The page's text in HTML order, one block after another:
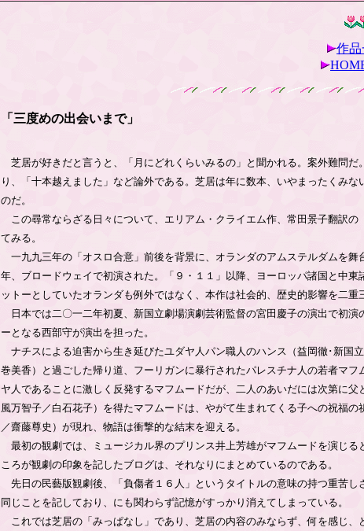
作
「三度めの出会いまで」
芝居が好きだと言うと、「月にどれくらいみるの」と聞かれる。案外難問
り、「十本越えました」など論外である。芝居は年に数本、いやまったくみ
のだ。
この尋常ならざる日々について、エリアム・クライエム作、常田景子翻訳の
てみる。
一九九三年の「オスロ合意」前後を背景に、オランダのアムステルダムを
年、ブロードウェイで初演された。「９・１１」以降、ヨーロッパ諸国と中
ットーとしていたオランダも例外ではなく、本作は社会的、歴史的影響を二重
日本では二〇一二年初夏、新国立劇場演劇芸術監督の宮田慶子の演出で初
ーとなる西部守が演出を担った。
ナチスによる迫害から生き延びたユダヤ人パン職人のハンス（益岡徹･新
巻美香）と過ごした帰り道、フーリガンに暴行されたパレスチナ人の若者マ
ヤ人であることに激しく反発するマフムードだが、二人のあいだには次第に
風万智子／白石花子）を得たマフムードは、やがて生まれてくる子への祝福
／齋藤尊史）が現れ、物語は衝撃的な結末を迎える。
最初の観劇では、ミュージカル界のプリンス井上芳雄がマフムードを演じ
ころが観劇の印象を記したブログは、それなりにまとめているのである。
先日の民藝版観劇後、「負傷者１６人」というタイトルの意味の持つ重苦
同じことを記しており、にも関わらず記憶がすっかり消えてしまっている。
これでは芝居の「みっぱなし」であり、芝居の内容のみならず、何を感じ